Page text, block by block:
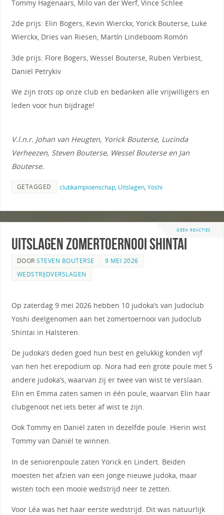
Tommy Hagenaars, Milo van der Werf, Vince Schlee
2de prijs: Elin Bogers, Kevin Wierckx, Yorick Bouterse, Luke
Wierckx, Dries van Riesen, Martín Lindeboom Romón
3de prijs: Flore Bogers, Wessel Bouterse, Ruben Verbiest,
Daniël Petrykiv
We zijn trots op onze club en bedanken alle vrijwilligers en
leden voor hun bijdrage!
V.l.n.r. Johan van Heugten, Yorick Bouterse, Lucinda
Verheezen, Steven Bouterse, Wessel Bouterse en Jan
Bouterse.
GETAGGED clubkampioenschap, Uitslagen, Yoshi
GEEN REACTIES
Uitslagen Zomertoernooi Shintai
DOORSTEVEN BOUTERSE
9 MEI 2026
WEDSTRIJDVERSLAGEN
Op zaterdag 9 mei 2026 hebben 10 judoka’s van Judoclub
Yoshi deelgenomen aan het zomertoernooi van Judoclub
Shintai in Halsteren.
De judoka’s deden goed hun best en gelukkig konden vijf
van hen het erepodium op. Nora had een grote poule met 5
andere judoka’s, waarvan zij er twee van wist te verslaan.
Elin en Emma zaten samen in één poule, waarvan Elin haar
clubgenoot net iets beter af wist te zijn.
Ook Tommy en Daniël zaten in dezelfde poule. Hierin wist
Tommy van Daniël te winnen.
In de seniorenpoule zaten Yorick en Lindert. Beiden
moesten het afzien van een jonge nieuwe judoka, maar
wisten toch een mooie wedstrijd neer te zetten.
Voor Léa was het haar eerste wedstrijd. Dit was natuurlijk